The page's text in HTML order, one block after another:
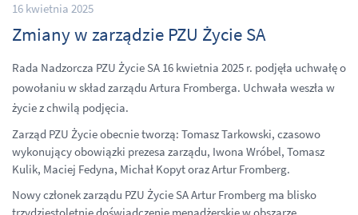
16 kwietnia 2025
Zmiany w zarządzie PZU Życie SA
Rada Nadzorcza PZU Życie SA 16 kwietnia 2025 r. podjęła uchwałę o
powołaniu w skład zarządu Artura Fromberga. Uchwała weszła w
życie z chwilą podjęcia.
Zarząd PZU Życie obecnie tworzą: Tomasz Tarkowski, czasowo
wykonujący obowiązki prezesa zarządu, Iwona Wróbel, Tomasz
Kulik, Maciej Fedyna, Michał Kopyt oraz Artur Fromberg.
Nowy członek zarządu PZU Życie SA Artur Fromberg ma blisko